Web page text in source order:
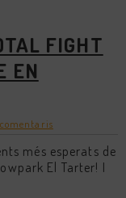
FIGHT
EN
més esperats de
El Tarter! I